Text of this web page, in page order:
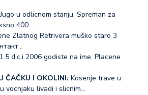
Jugo u odlicnom stanju. Spreman za
400…
Zlatnog Retrivera muško staro 3
d.c.i 2006 godiste na ime. Placene
ČAČKU I OKOLINI: Kosenje trave u
vocnjaku livadi i slicnim…